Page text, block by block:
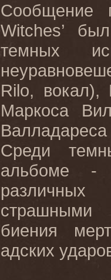
Сообщение
Witches’
темных
Rilo, вокал),
Маркоса
Среди
альбоме -
различных
страшными
биения
адских